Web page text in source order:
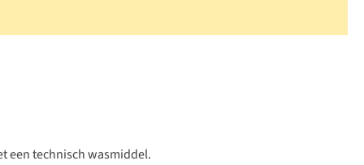
een technisch wasmiddel.